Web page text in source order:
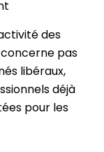
des
concerne pas
libéraux,
déjà
pour les